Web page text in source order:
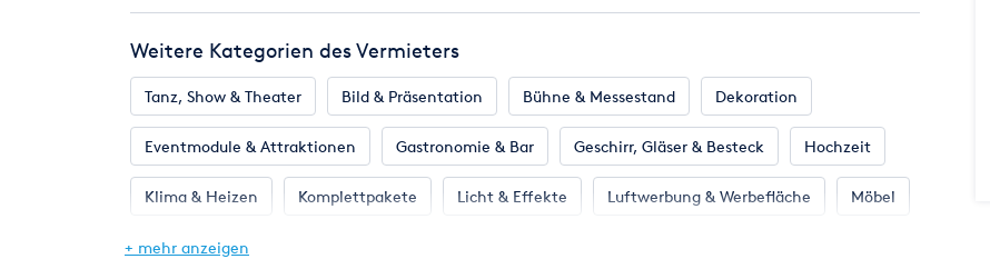
Mietpreise zzgl. Lieferung.
Lieferort von ihnen erhalten.
Bundesweite Lieferung möglich.
Weitere Kategorien des Vermieters
Tanz, Show & Theater Bild & Präsentation Bühne & Messestand Dekoration
Eventmodule & Attraktionen Gastronomie & Bar Geschirr, Gläser & Besteck Hochzeit
Klima & Heizen Komplettpakete Licht & Effekte Luftwerbung & Werbefläche Möbel
Pflanzen
+ mehr anzeigen